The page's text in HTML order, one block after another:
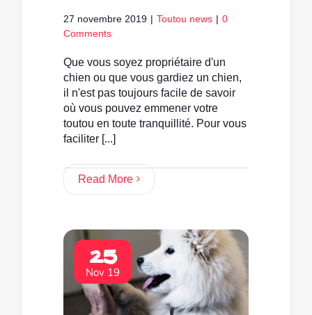
27 novembre 2019 | Toutou news | 0
Comments
Que vous soyez propriétaire d'un
chien ou que vous gardiez un chien,
il n'est pas toujours facile de savoir
où vous pouvez emmener votre
toutou en toute tranquillité. Pour vous
faciliter [...]
Read More
25
Nov 19